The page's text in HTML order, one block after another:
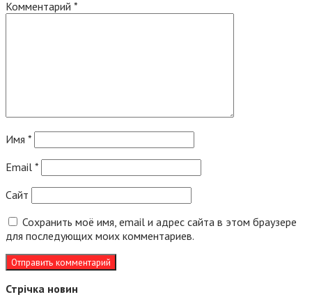
Комментарий *
Имя *
Email *
Сайт
Сохранить моё имя, email и адрес сайта в этом браузере
для последующих моих комментариев.
Стрічка новин